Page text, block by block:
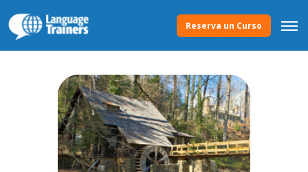
Reserva un Curso